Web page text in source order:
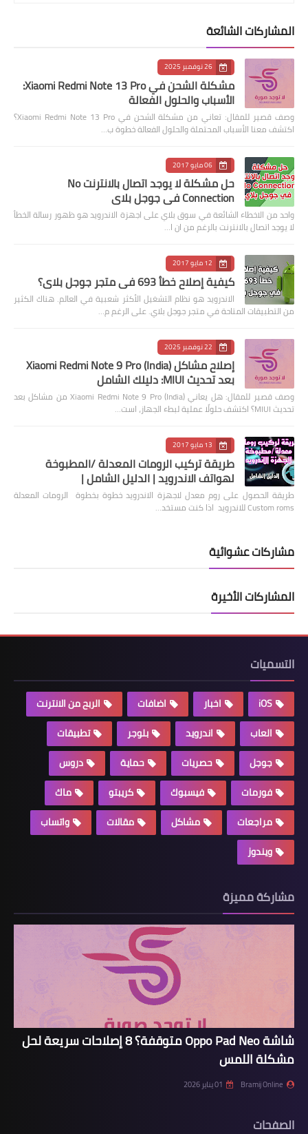
المشاركات الشائعة
26 نوفمبر 2025
مشكلة الشحن في Xiaomi Redmi Note 13 Pro:
الأسباب والحلول الفعالة
وصف قصير للمقال: تعاني من مشكلة الشحن في Xiaomi Redmi Note 13 Pro؟
اكتشف معنا الأسباب المحتملة والحلول الفعالة خطوة ب…
06 مايو 2017
حل مشكلة لا يوجد اتصال بالانترنت No
Connection في جوجل بلاي
واحد من الاخطاء الشائعة في سوق بلاي على اجهزة الاندرويد هو ظهور رسالة الخطأ
لا يوجد اتصال بالانترنت بالرغم من ان ا…
12 مايو 2017
كيفية إصلاح خطأ 693 في متجر جوجل بلاي؟
الاندرويد هو نظام التشغيل الأكثر شعبية في العالم. هناك الكثير
من التطبيقات المتاحة في متجر جوجل بلاي. على الرغم م…
22 نوفمبر 2025
إصلاح مشاكل Xiaomi Redmi Note 9 Pro (India)
بعد تحديث MIUI: دليلك الشامل
وصف قصير للمقال: هل يعاني Xiaomi Redmi Note 9 Pro (India) من مشاكل بعد
تحديث MIUI؟ اكتشف حلولًا عملية لبطء الجهاز، است…
13 مايو 2017
طريقة تركيب الرومات المعدلة /المطبوخة
لهواتف الاندرويد | الدليل الشامل |
طريقة الحصول على روم معدل لاجهزة الاندرويد خطوة بخطوة الرومات المعدلة
Custom roms للاندرويد اذا كنت مستخد…
مشاركات عشوائية
المشاركات الأخيرة
التسميات
iOS اخبار اضافات
الربح من الانترنت
العاب
اندرويد بلوجر
تطبيقات
جوجل
حصريات حماية
دروس
فورمات
فيسبوك كريبتو
ماك
مراجعات
مشاكل مقالات
واتساب
ويندوز
مشاركة مميزة
شاشة Oppo Pad Neo متوقفة؟ 8 إصلاحات سريعة لحل
مشكلة اللمس
Bramij Online 01 يناير 2026
الصفحات